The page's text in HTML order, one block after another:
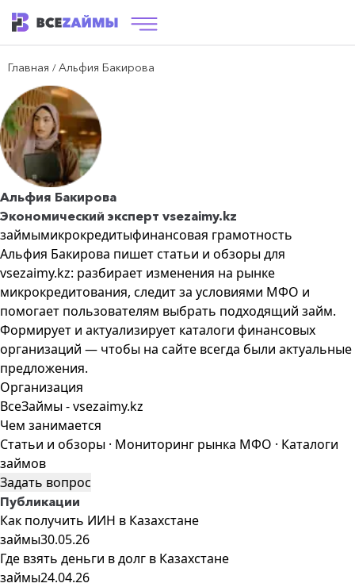
Главная / Альфия Бакирова
Альфия Бакирова
Экономический эксперт vsezaimy.kz
займымикрокредитыфинансовая грамотность
Альфия Бакирова пишет статьи и обзоры для
vsezaimy.kz: разбирает изменения на рынке
микрокредитования, следит за условиями МФО и
помогает пользователям выбрать подходящий займ.
Формирует и актуализирует каталоги финансовых
организаций — чтобы на сайте всегда были актуальные
предложения.
Организация
ВсеЗаймы - vsezaimy.kz
Чем занимается
Статьи и обзоры · Мониторинг рынка МФО · Каталоги
займов
Задать вопрос
Публикации
Как получить ИИН в Казахстане
займы30.05.26
Где взять деньги в долг в Казахстане
займы24.04.26